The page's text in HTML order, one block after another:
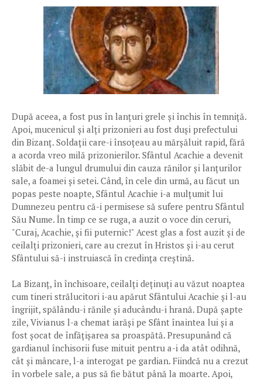
După aceea, a fost pus în lanțuri grele și închis în temniță.
Apoi, mucenicul și alți prizonieri au fost duși prefectului
din Bizanț. Soldații care-i însoțeau au mărșăluit rapid, fără
a acorda vreo milă prizonierilor. Sfântul Acachie a devenit
slăbit de-a lungul drumului din cauza rănilor și lanțurilor
sale, a foamei și setei. Când, în cele din urmă, au făcut un
popas peste noapte, Sfântul Acachie i-a mulțumit lui
Dumnezeu pentru că-i permisese să sufere pentru Sfântul
Său Nume. În timp ce se ruga, a auzit o voce din ceruri,
"Curaj, Acachie, și fii puternic!" Acest glas a fost auzit și de
ceilalți prizonieri, care au crezut în Hristos și i-au cerut
Sfântului să-i instruiască în credința creștină.
La Bizanț, în închisoare, ceilalți deținuți au văzut noaptea
cum tineri strălucitori i-au apărut Sfântului Acachie și l-au
îngrijit, spălându-i rănile și aducându-i hrană. După șapte
zile, Vivianus l-a chemat iarăși pe Sfânt înaintea lui și a
fost șocat de înfățișarea sa proaspătă. Presupunând că
gardianul închisorii fuse mituit pentru a-i da atât odihnă,
cât și mâncare, l-a interogat pe gardian. Fiindcă nu a crezut
în vorbele sale, a pus să fie bătut până la moarte. Apoi,